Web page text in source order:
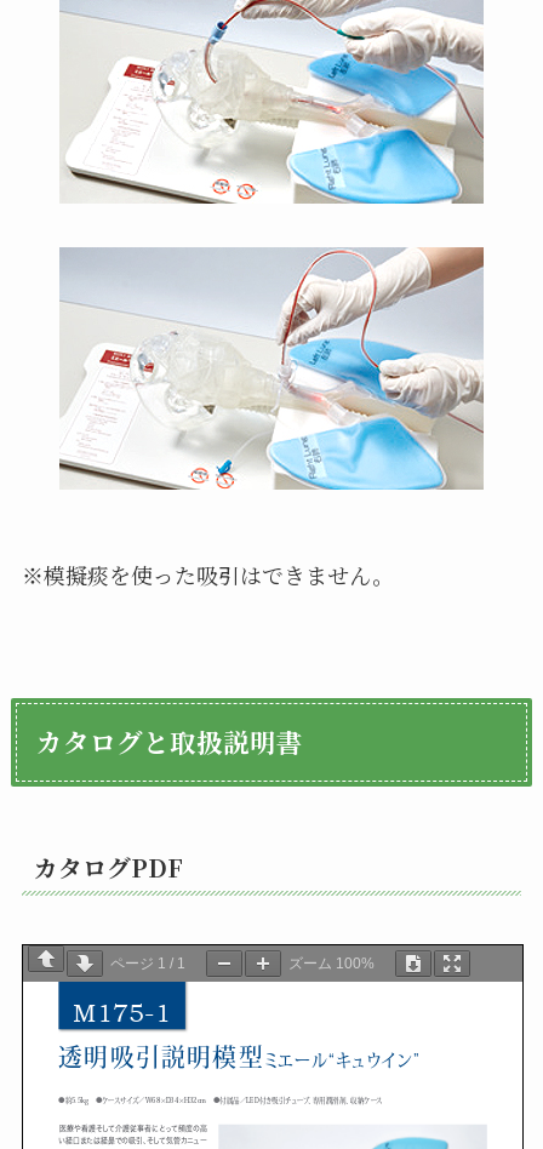
※模擬痰を使った吸引はできません。
カタログと取扱説明書
カタログPDF
ページ 1 / 1 ズーム 100%